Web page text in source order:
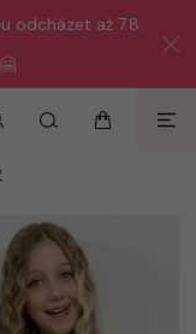
odcházet až 7.8.